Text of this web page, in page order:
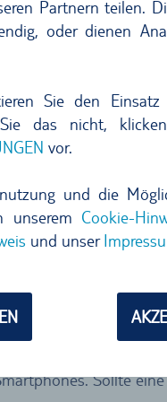
Partnern teilen.
oder dienen
Sie den
Sie das nicht,
vor.
und die
unserem Cookie-
und unser
der benötigten
herunter, melden Sie
e-SIM-Voucher
Monaten eingelöst
und nicht über TUI
Sollte